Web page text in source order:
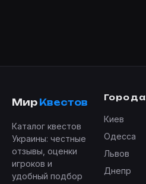
Мир Квестов
Каталог квестов
Украины: честные
отзывы, оценки
игроков и
удобный подбор
Города
Киев
Одесса
Львов
Днепр